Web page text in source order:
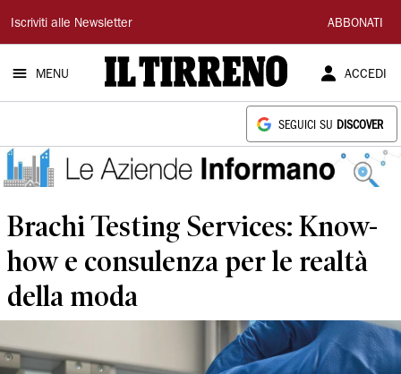
Il
Tirreno
Iscriviti alle Newsletter ABBONATI
MENU ACCEDI
SEGUICI SU DISCOVER
Brachi Testing Services: Know-
how e consulenza per le realtà
della moda